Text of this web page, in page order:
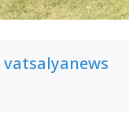
vatsalyanews